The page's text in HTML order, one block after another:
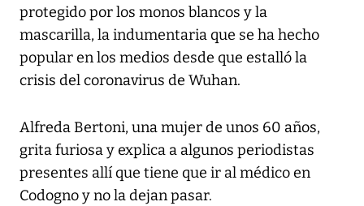
protegido por los monos blancos y la
mascarilla, la indumentaria que se ha hecho
popular en los medios desde que estalló la
crisis del coronavirus de Wuhan.
Alfreda Bertoni, una mujer de unos 60 años,
grita furiosa y explica a algunos periodistas
presentes allí que tiene que ir al médico en
Codogno y no la dejan pasar.